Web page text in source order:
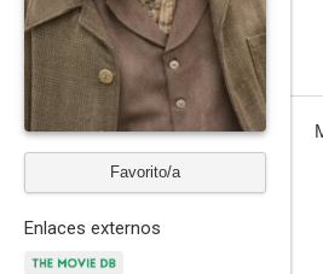
Favorito/a
Enlaces externos